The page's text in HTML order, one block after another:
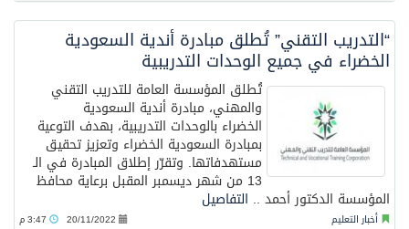
“التدريب التقني” تُطلق مبادرة أندية السعودية
الخضراء في جميع الوحدات التدريبية
تُطلق المؤسسة العامة للتدريب التقني
والمهني، مبادرة أندية السعودية
الخضراء بالوحدات التدريبية، بهدف التوعية
بمبادرة السعودية الخضراء وتعزيز تحقيق
مستهدفاتها. وتقرّر إطلاق المبادرة في الـ
13 من شهر ديسمبر المقبل برعاية محافظ
المؤسسة الدكتور أحمد .. التفاصيل
أخبار التعليم 20/11/2022